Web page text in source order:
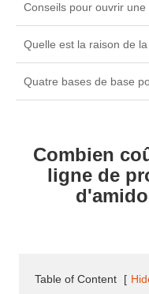
Conseils pour ouvrir une
Quelle est la raison de la
Quatre bases de base
Combien
ligne de
Table of Content [